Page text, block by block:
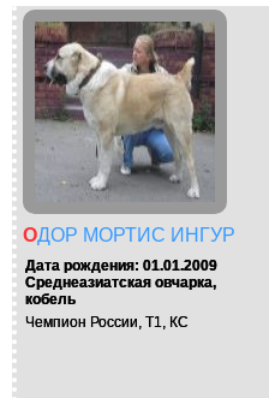
ОДОР МОРТИС ИНГУР
Дата рождения: 01.01.2009
Среднеазиатская овчарка,
кобель
Чемпион России, Т1, КС